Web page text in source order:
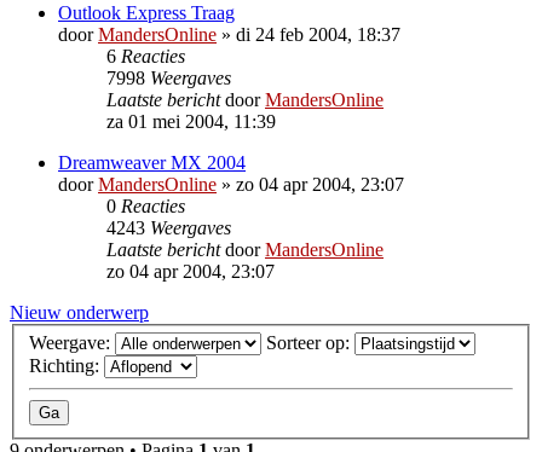
Outlook Express Traag
doorMandersOnline » di 24 feb 2004, 18:37
6 Reacties
7998 Weergaves
Laatste berichtdoorMandersOnline
za 01 mei 2004, 11:39
Dreamweaver MX 2004
doorMandersOnline » zo 04 apr 2004, 23:07
0 Reacties
4243 Weergaves
Laatste berichtdoorMandersOnline
zo 04 apr 2004, 23:07
Nieuw onderwerp
Weergave:
Sorteer op:
Richting: